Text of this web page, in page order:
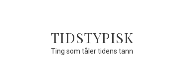
TIDSTYPISK
Ting som tåler tidens tann